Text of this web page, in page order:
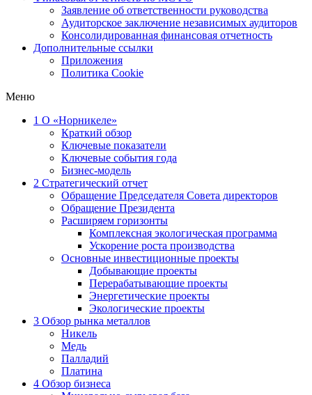
Заявление об ответственности руководства
Аудиторское заключение независимых аудиторов
Консолидированная финансовая отчетность
Дополнительные ссылки
Приложения
Политика Cookie
Меню
1 О «Норникеле»
Краткий обзор
Ключевые показатели
Ключевые события года
Бизнес-модель
2 Стратегический отчет
Обращение Председателя Совета директоров
Обращение Президента
Расширяем горизонты
Комплексная экологическая программа
Ускорение роста производства
Основные инвестиционные проекты
Добывающие проекты
Перерабатывающие проекты
Энергетические проекты
Экологические проекты
3 Обзор рынка металлов
Никель
Медь
Палладий
Платина
4 Обзор бизнеса